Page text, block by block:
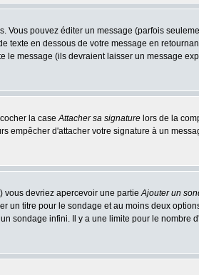
pouvez éditer un message (parfois
en dessous de votre message en
message (ils devraient laisser un message
la caseAttacher sa signature lors de la
d'attacher votre signature à un
vous devriez apercevoir une partieAjouter un
titre pour le sondage et au moins deux
sondage infini. Il y a une limite pour le nombre